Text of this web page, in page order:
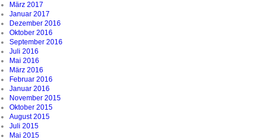
März 2017
Januar 2017
Dezember 2016
Oktober 2016
September 2016
Juli 2016
Mai 2016
März 2016
Februar 2016
Januar 2016
November 2015
Oktober 2015
August 2015
Juli 2015
Mai 2015